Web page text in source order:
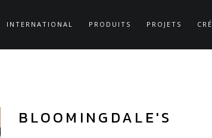
INTERNATIONAL PRODUITS PROJETS
BLOOMINGDALE'S